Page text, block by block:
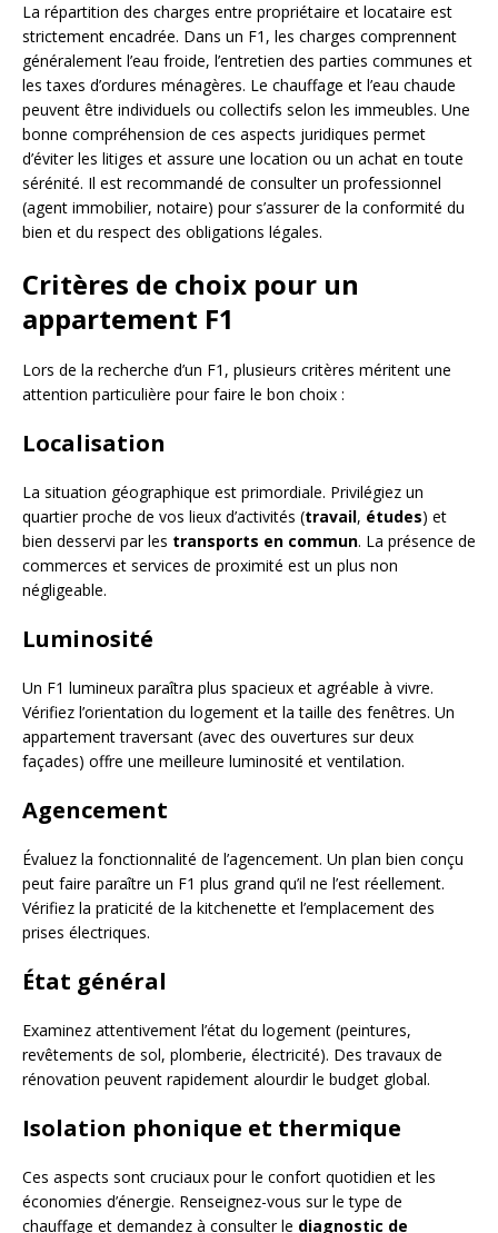
La répartition des charges entre propriétaire et locataire est
strictement encadrée. Dans un F1, les charges comprennent
généralement l’eau froide, l’entretien des parties communes et
les taxes d’ordures ménagères. Le chauffage et l’eau chaude
peuvent être individuels ou collectifs selon les immeubles. Une
bonne compréhension de ces aspects juridiques permet
d’éviter les litiges et assure une location ou un achat en toute
sérénité. Il est recommandé de consulter un professionnel
(agent immobilier, notaire) pour s’assurer de la conformité du
bien et du respect des obligations légales.
Critères de choix pour un
appartement F1
Lors de la recherche d’un F1, plusieurs critères méritent une
attention particulière pour faire le bon choix :
Localisation
La situation géographique est primordiale. Privilégiez un
quartier proche de vos lieux d’activités (travail, études) et
bien desservi par les transports en commun. La présence de
commerces et services de proximité est un plus non
négligeable.
Luminosité
Un F1 lumineux paraîtra plus spacieux et agréable à vivre.
Vérifiez l’orientation du logement et la taille des fenêtres. Un
appartement traversant (avec des ouvertures sur deux
façades) offre une meilleure luminosité et ventilation.
Agencement
Évaluez la fonctionnalité de l’agencement. Un plan bien conçu
peut faire paraître un F1 plus grand qu’il ne l’est réellement.
Vérifiez la praticité de la kitchenette et l’emplacement des
prises électriques.
État général
Examinez attentivement l’état du logement (peintures,
revêtements de sol, plomberie, électricité). Des travaux de
rénovation peuvent rapidement alourdir le budget global.
Isolation phonique et thermique
Ces aspects sont cruciaux pour le confort quotidien et les
économies d’énergie. Renseignez-vous sur le type de
chauffage et demandez à consulter le diagnostic de